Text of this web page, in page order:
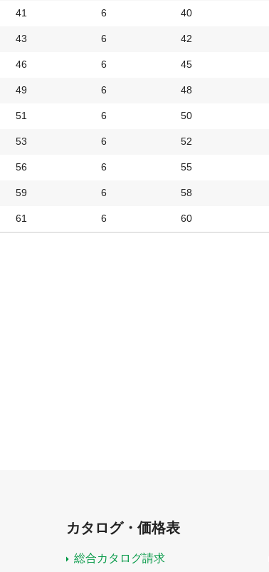
41 6 40
43 6 42
46 6 45
49 6 48
51 6 50
53 6 52
56 6 55
59 6 58
61 6 60
カタログ・価格表
総合カタログ請求